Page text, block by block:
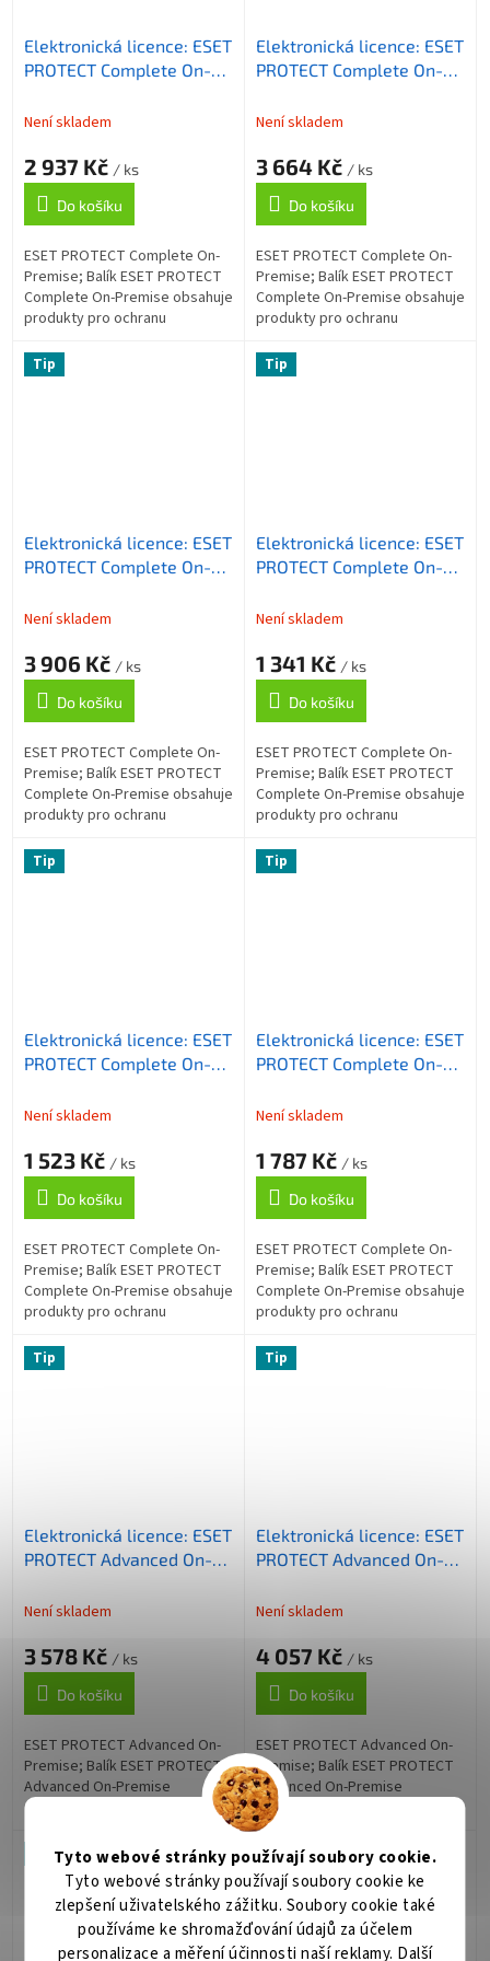
Tyto webové stránky používají soubory cookie.
Tyto webové stránky používají soubory cookie ke
zlepšení uživatelského zážitku. Soubory cookie také
používáme ke shromažďování údajů za účelem
personalizace a měření účinnosti naší reklamy. Další
Elektronická licence: ESET
PROTECT Complete On-
roky
Není skladem
2 937 Kč / ks
Do košíku
ESET PROTECT Complete On-
Premise; Balík ESET PROTECT
Complete On-Premise obsahuje
produkty pro ochranu
souborového serveru, šifrování
celého disku, ochranu...
Elektronická licence: ESET
PROTECT Complete On-
roky
Není skladem
3 664 Kč / ks
Do košíku
ESET PROTECT Complete On-
Premise; Balík ESET PROTECT
Complete On-Premise obsahuje
produkty pro ochranu
souborového serveru, šifrování
celého disku, ochranu...
Tip
Elektronická licence: ESET
PROTECT Complete On-
roky
Není skladem
3 906 Kč / ks
Do košíku
ESET PROTECT Complete On-
Premise; Balík ESET PROTECT
Complete On-Premise obsahuje
produkty pro ochranu
souborového serveru, šifrování
celého disku, ochranu...
Tip
Elektronická licence: ESET
PROTECT Complete On-
rok
Není skladem
1 341 Kč / ks
Do košíku
ESET PROTECT Complete On-
Premise; Balík ESET PROTECT
Complete On-Premise obsahuje
produkty pro ochranu
souborového serveru, šifrování
celého disku, ochranu...
Tip
Elektronická licence: ESET
PROTECT Complete On-
rok
Není skladem
1 523 Kč / ks
Do košíku
ESET PROTECT Complete On-
Premise; Balík ESET PROTECT
Complete On-Premise obsahuje
produkty pro ochranu
souborového serveru, šifrování
celého disku, ochranu...
Tip
Elektronická licence: ESET
PROTECT Complete On-
Není skladem
1 787 Kč / ks
Do košíku
ESET PROTECT Complete On-
Premise; Balík ESET PROTECT
Complete On-Premise obsahuje
produkty pro ochranu
souborového serveru, šifrování
celého disku, ochranu...
Tip
Elektronická licence: ESET
PROTECT Advanced On-
roky
Není skladem
3 578 Kč / ks
Do košíku
ESET PROTECT Advanced On-
Premise; Balík ESET PROTECT
Advanced On-Premise
obsahuje produkty pro ochranu
souborového serveru, šifrování
celého disku a...
Tip
Elektronická licence: ESET
PROTECT Advanced On-
roky
Není skladem
4 057 Kč / ks
Do košíku
ESET PROTECT Advanced On-
Premise; Balík ESET PROTECT
Advanced On-Premise
obsahuje produkty pro ochranu
koncových zařízení a
souborového serveru, šifrování
celého disku a...
Tip Tip